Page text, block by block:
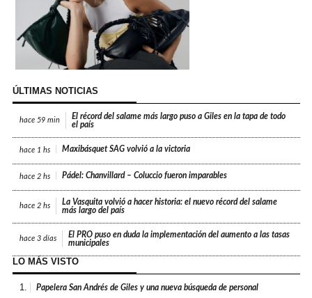
ÚLTIMAS NOTICIAS
hace 59 min
El récord del salame más largo puso a Giles en la tapa de todo
el país
hace 1 hs Maxibásquet SAG volvió a la victoria
hace 2 hs Pádel: Chanvillard – Coluccio fueron imparables
hace 2 hs
La Vasquita volvió a hacer historia: el nuevo récord del salame
más largo del país
hace 3 días
El PRO puso en duda la implementación del aumento a las tasas
municipales
LO MÁS VISTO
1. Papelera San Andrés de Giles y una nueva búsqueda de personal